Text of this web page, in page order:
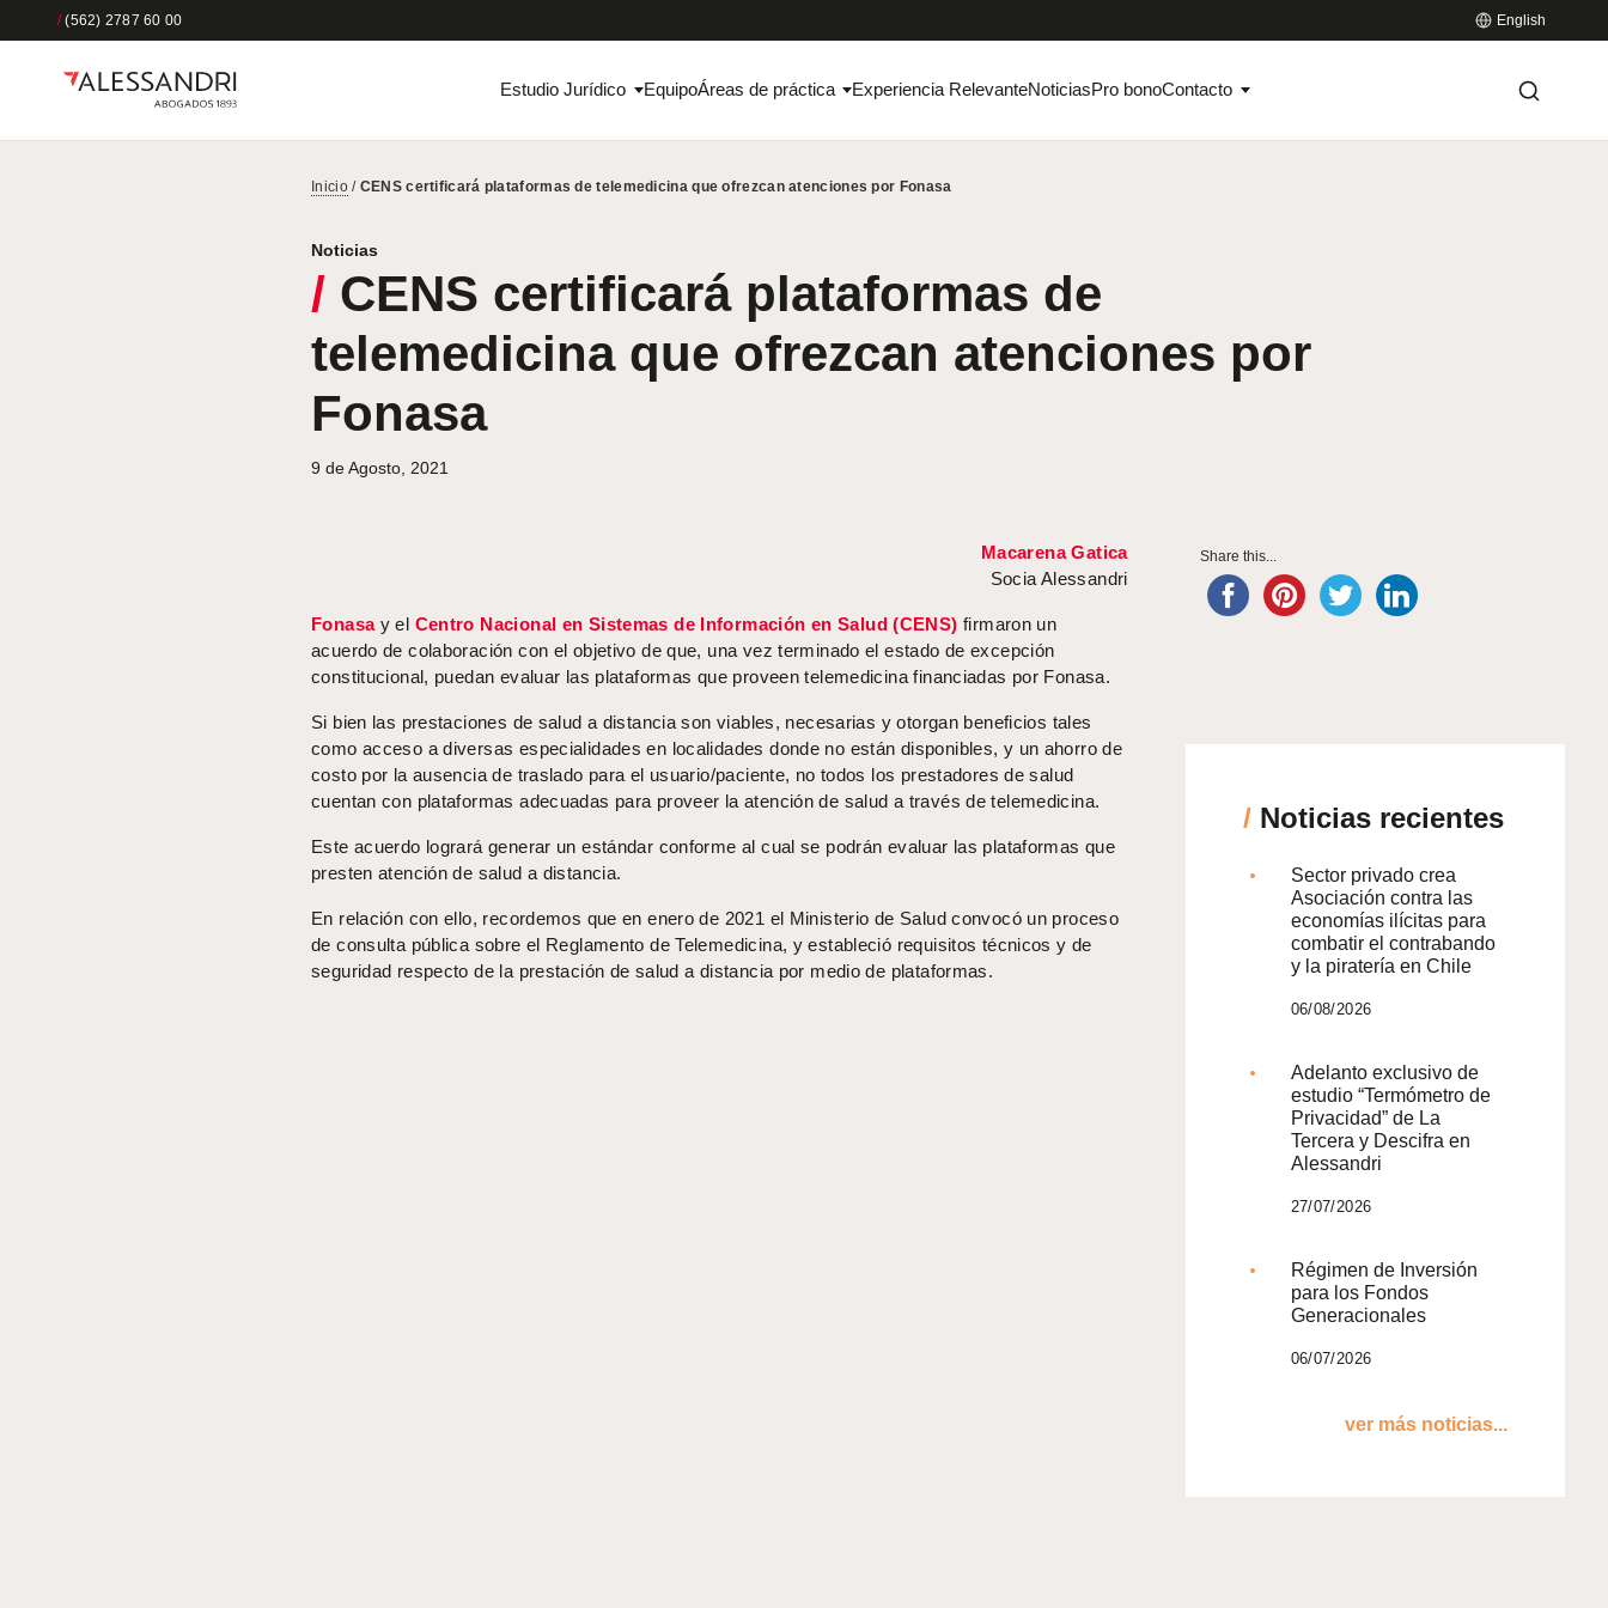
/(562) 2787 60 00 English
Estudio Jurídico EquipoÁreas de práctica Experiencia RelevanteNoticiasPro bonoContacto
Inicio/ CENS certificará plataformas de telemedicina que ofrezcan atenciones por Fonasa
Noticias
/ CENS certificará plataformas de
telemedicina que ofrezcan atenciones por
Fonasa
9 de Agosto, 2021
Macarena Gatica
Socia Alessandri
Fonasay el Centro Nacional en Sistemas de Información en Salud (CENS) firmaron un
acuerdo de colaboración con el objetivo de que, una vez terminado el estado de excepción
constitucional, puedan evaluar las plataformas que proveen telemedicina financiadas por Fonasa.
Si bien las prestaciones de salud a distancia son viables, necesarias y otorgan beneficios tales
como acceso a diversas especialidades en localidades donde no están disponibles, y un ahorro de
costo por la ausencia de traslado para el usuario/paciente, no todos los prestadores de salud
cuentan con plataformas adecuadas para proveer la atención de salud a través de telemedicina.
Este acuerdo logrará generar un estándar conforme al cual se podrán evaluar las plataformas que
presten atención de salud a distancia.
En relación con ello, recordemos que en enero de 2021 el Ministerio de Salud convocó un proceso
de consulta pública sobre el Reglamento de Telemedicina, y estableció requisitos técnicos y de
seguridad respecto de la prestación de salud a distancia por medio de plataformas.
Share this...
/Noticias recientes
Sector privado crea
Asociación contra las
economías ilícitas para
combatir el contrabando
y la piratería en Chile
06/08/2026
Adelanto exclusivo de
estudio “Termómetro de
Privacidad” de La
Tercera y Descifra en
Alessandri
27/07/2026
Régimen de Inversión
para los Fondos
Generacionales
06/07/2026
ver más noticias...